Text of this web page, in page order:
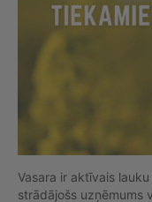
Vasara ir aktīvais
strādājošs uzņēmums